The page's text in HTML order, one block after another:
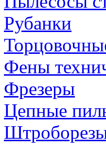
Рубанки
Фены
Фрезеры
Цепные